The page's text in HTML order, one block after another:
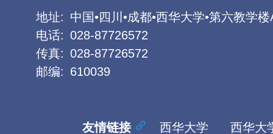
地址: 中国•四川•成都•西华大学•第六教学楼
电话: 028-87726572
传真: 028-87726572
邮编: 610039
友情链接 西华大学
西华大